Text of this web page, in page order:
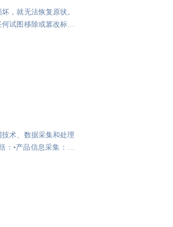
，就无法恢复原状。
试图移除或篡改标签
术、数据采集和处理
：•产品信息采集：通